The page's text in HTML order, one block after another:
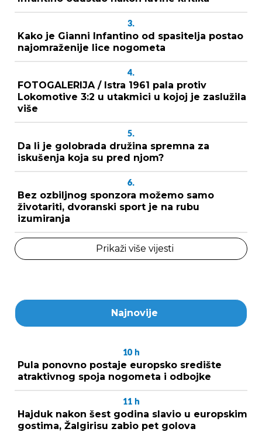
3.
Kako je Gianni Infantino od spasitelja postao
najomraženije lice nogometa
4.
FOTOGALERIJA / Istra 1961 pala protiv
Lokomotive 3:2 u utakmici u kojoj je zaslužila
više
5.
Da li je golobrada družina spremna za
iskušenja koja su pred njom?
6.
Bez ozbiljnog sponzora možemo samo
životariti, dvoranski sport je na rubu
izumiranja
Prikaži više vijesti
Najnovije
10 h
Pula ponovno postaje europsko središte
atraktivnog spoja nogometa i odbojke
11 h
Hajduk nakon šest godina slavio u europskim
gostima, Žalgirisu zabio pet golova